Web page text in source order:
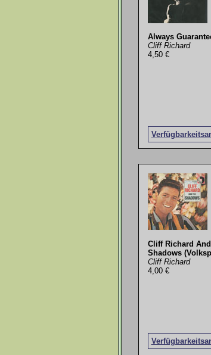
Always
Cliff Richard
4,50 €
Cliff Richard
Shadows
Cliff Richard
4,00 €